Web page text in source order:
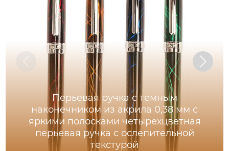
Перьевая ручка с темным
наконечником из акрила 0,38 мм с
яркими полосками четырехцветная
перьевая ручка с ослепительной
текстурой